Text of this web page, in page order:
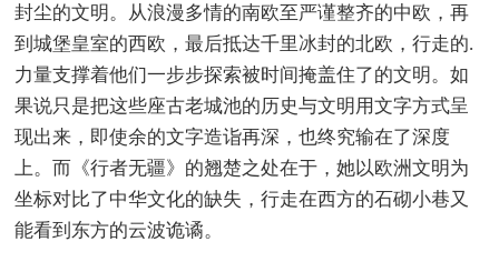
封尘的文明。从浪漫多情的南欧至严谨整齐的中欧，再
到城堡皇室的西欧，最后抵达千里冰封的北欧，行走的.
力量支撑着他们一步步探索被时间掩盖住了的文明。如
果说只是把这些座古老城池的历史与文明用文字方式呈
现出来，即使余的文字造诣再深，也终究输在了深度
上。而《行者无疆》的翘楚之处在于，她以欧洲文明为
坐标对比了中华文化的缺失，行走在西方的石砌小巷又
能看到东方的云波诡谲。